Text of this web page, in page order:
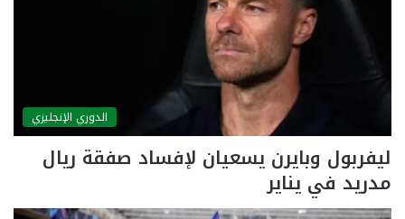
الدوري الإنجليزي
ليفربول وبايرن يسعيان لإفساد صفقة ريال
مدريد في يناير